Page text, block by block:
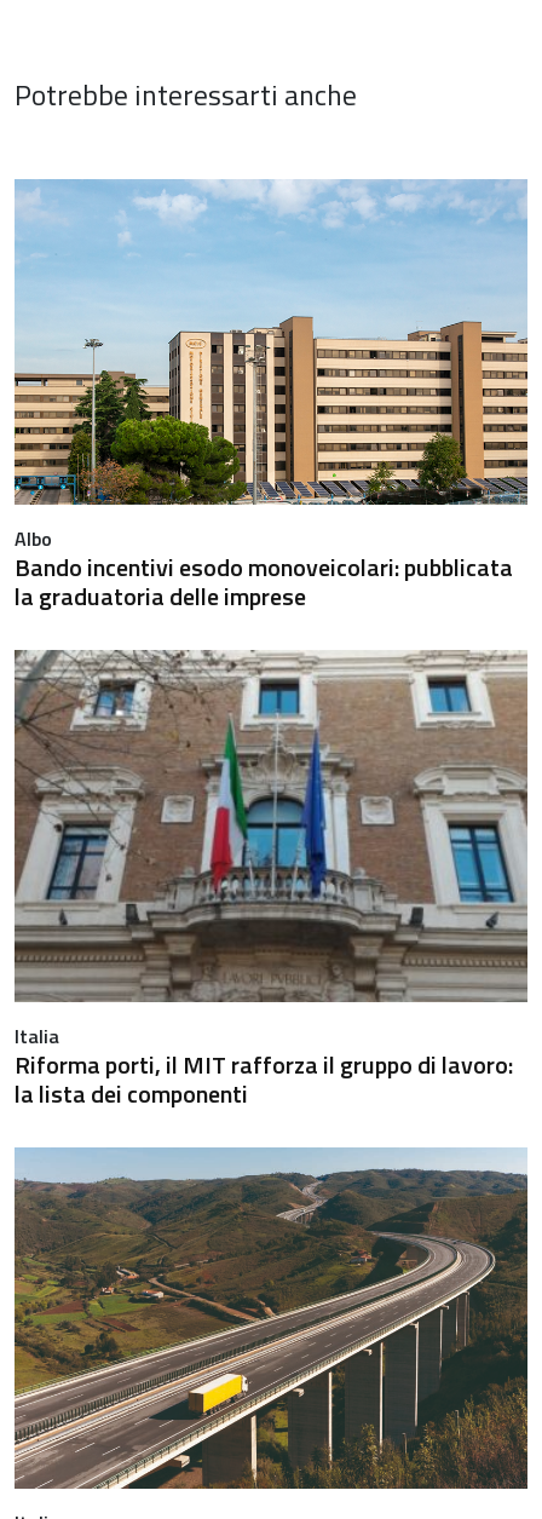
Potrebbe interessarti anche
Albo
Bando incentivi esodo monoveicolari: pubblicata
la graduatoria delle imprese
Italia
Riforma porti, il MIT rafforza il gruppo di lavoro:
la lista dei componenti